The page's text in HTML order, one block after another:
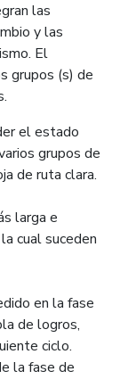
las
y las
El
grupos (s) de
el estado
grupos de
de ruta clara.
larga e
cual suceden
en la fase
de logros,
ciclo.
la fase de